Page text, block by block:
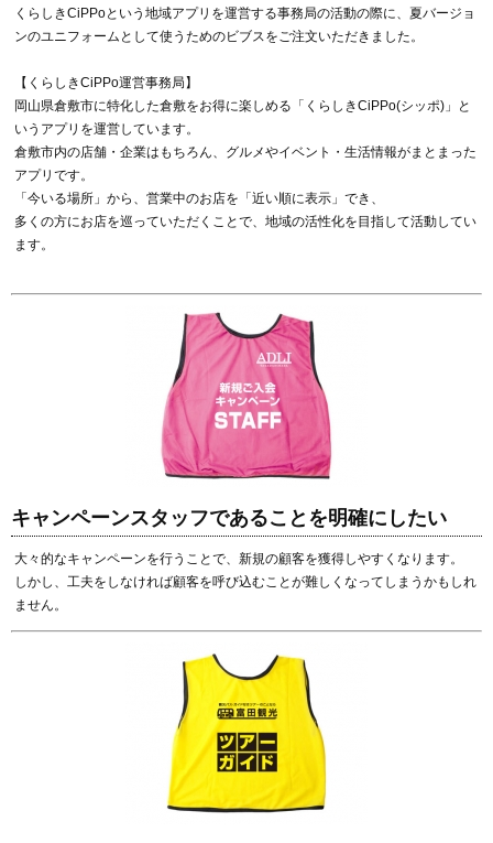
くらしきCiPPoという地域アプリを運営する事務局の活動の際に、夏バージョ
ンのユニフォームとして使うためのビブスをご注文いただきました。
【くらしきCiPPo運営事務局】
岡山県倉敷市に特化した倉敷をお得に楽しめる「くらしきCiPPo(シッポ)」と
いうアプリを運営しています。
倉敷市内の店舗・企業はもちろん、グルメやイベント・生活情報がまとまった
アプリです。
「今いる場所」から、営業中のお店を「近い順に表示」でき、
多くの方にお店を巡っていただくことで、地域の活性化を目指して活動してい
ます。
キャンペーンスタッフであることを明確にしたい
大々的なキャンペーンを行うことで、新規の顧客を獲得しやすくなります。
しかし、工夫をしなければ顧客を呼び込むことが難しくなってしまうかもしれ
ません。